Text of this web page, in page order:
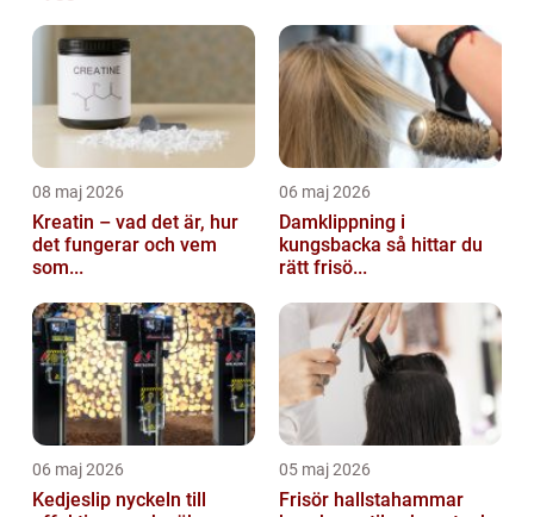
08 maj 2026
Kreatin – vad det är, hur
det fungerar och vem
som...
06 maj 2026
Damklippning i
kungsbacka så hittar du
rätt frisö...
06 maj 2026
Kedjeslip nyckeln till
05 maj 2026
Frisör hallstahammar